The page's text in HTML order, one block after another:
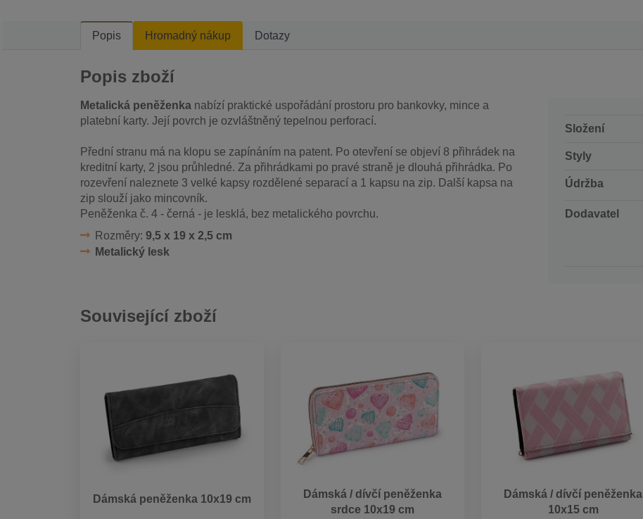
Popis Hromadný nákup Dotazy
Popis zboží
Metalická peněženka nabízí praktické uspořádání prostoru pro bankovky, mince a
platební karty. Její povrch je ozvláštněný tepelnou perforací.
Přední stranu má na klopu se zapínáním na patent. Po otevření se objeví 8 přihrádek na
kreditní karty, 2 jsou průhledné. Za přihrádkami po pravé straně je dlouhá přihrádka. Po
rozevření naleznete 3 velké kapsy rozdělené separací a 1 kapsu na zip. Další kapsa na
zip slouží jako mincovník.
Peněženka č. 4 - černá - je lesklá, bez metalického povrchu.
Rozměry: 9,5 x 19 x 2,5 cm
Metalický lesk
Složení
Styly
Údržba
Dodavatel
Související zboží
Dámská peněženka 10x19 cm
Dámská / dívčí peněženka
srdce 10x19 cm
Dámská / dívčí peněženka
10x15 cm